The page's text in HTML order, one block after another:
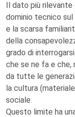
Il dato più
dominio tecnico sul
e la scarsa
della
grado di
che se ne fa e
da tutte le
la cultura
sociale.
Questo limite ha